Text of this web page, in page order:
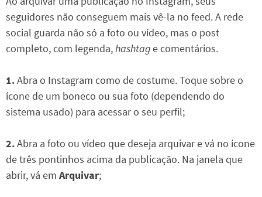
seguidores não conseguem mais vê-la no feed. A rede
social guarda não só a foto ou vídeo, mas o post
completo, com legenda,hashtage comentários.
1.Abra o Instagram como de costume. Toque sobre o
ícone de um boneco ou sua foto (dependendo do
sistema usado) para acessar o seu perfil;
2.Abra a foto ou vídeo que deseja arquivar e vá no ícone
de três pontinhos acima da publicação. Na janela que
abrir, vá em Arquivar;